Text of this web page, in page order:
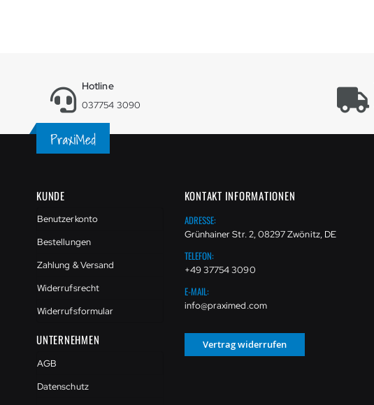
Hotline
037754 3090
KUNDE
Benutzerkonto
Bestellungen
Zahlung & Versand
Widerrufsrecht
Widerrufsformular
UNTERNEHMEN
AGB
Datenschutz
KONTAKT INFORMATIONEN
ADRESSE:
Grünhainer Str. 2, 08297 Zwönitz, DE
TELEFON:
+49 37754 3090
E-MAIL:
info@praximed.com
Vertrag widerrufen